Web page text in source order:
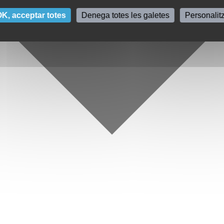
acceptar totes Denega totes les galetes